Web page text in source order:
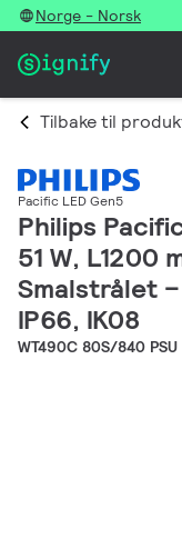
Norge - Norsk
Tilbake til
Pacific LED Gen5
Philips
51 W, L1200
Smalstrålet
IP66, IK08
WT490C 80S/840 PSU